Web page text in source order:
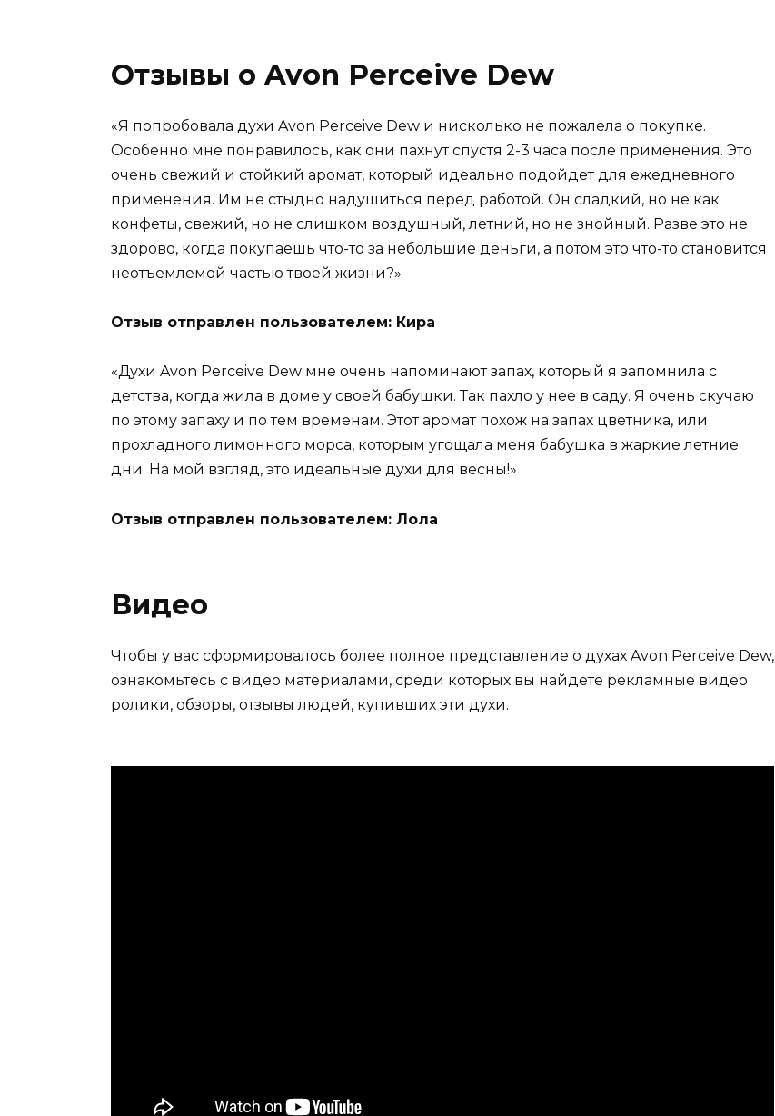
Отзывы о Avon Perceive Dew
«Я попробовала духи Avon Perceive Dew и нисколько не пожалела о покупке.
Особенно мне понравилось, как они пахнут спустя 2-3 часа после применения. Это
очень свежий и стойкий аромат, который идеально подойдет для ежедневного
применения. Им не стыдно надушиться перед работой. Он сладкий, но не как
конфеты, свежий, но не слишком воздушный, летний, но не знойный. Разве это не
здорово, когда покупаешь что-то за небольшие деньги, а потом это что-то становится
неотъемлемой частью твоей жизни?»
Отзыв отправлен пользователем: Кира
«Духи Avon Perceive Dew мне очень напоминают запах, который я запомнила с
детства, когда жила в доме у своей бабушки. Так пахло у нее в саду. Я очень скучаю
по этому запаху и по тем временам. Этот аромат похож на запах цветника, или
прохладного лимонного морса, которым угощала меня бабушка в жаркие летние
дни. На мой взгляд, это идеальные духи для весны!»
Отзыв отправлен пользователем: Лола
Видео
Чтобы у вас сформировалось более полное представление о духах Avon Perceive Dew,
ознакомьтесь с видео материалами, среди которых вы найдете рекламные видео
ролики, обзоры, отзывы людей, купивших эти духи.